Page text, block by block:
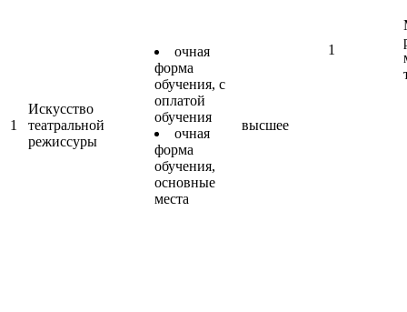
1
Искусство
театральной
режиссуры
очная
форма
обучения, с
оплатой
обучения
очная
форма
обучения,
основные
места
высшее
1